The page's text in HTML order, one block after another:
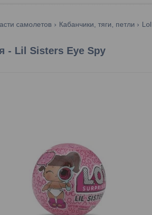
самолетов Кабанчики, тяги, петли
- Lil Sisters Eye Spy